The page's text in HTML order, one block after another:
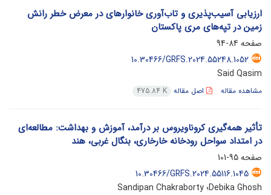
ارزیابی آسیب‌پذیری و تاب‌آوری خانوارهای در معرض خطر رانش
زمین در تپه‌های مری پاکستان
صفحه 84-94
10.30466/GRFS.2024.55248.1052
Said Qasim
مشاهده مقاله اصل مقاله 475.84 K
تأثیر همه‌گیری کروناویروس بر درآمد، آموزش و بهداشت: مطالعه‌ای
در امتداد سواحل رودخانه خارخاری، بنگال غربی، هند
صفحه95-101
10.30466/GRFS.2024.55116.1045
Debika Ghosh؛ Sandipan Chakraborty